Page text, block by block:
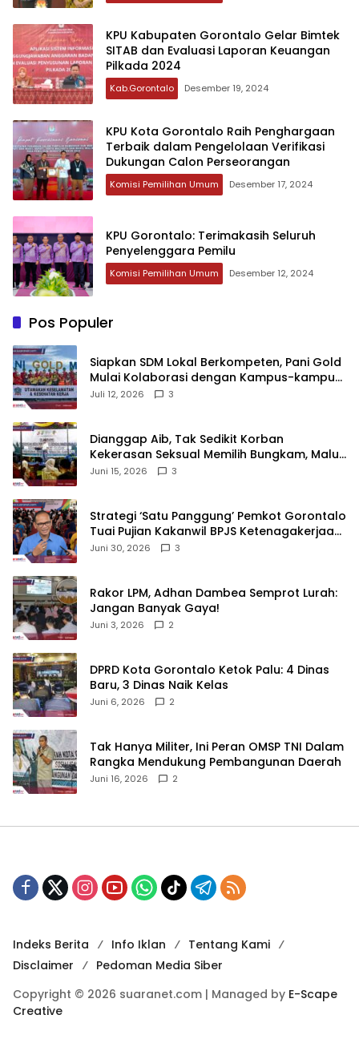
KPU Kabupaten Gorontalo Gelar Bimtek
SITAB dan Evaluasi Laporan Keuangan
Pilkada 2024
Kab.Gorontalo Desember 19, 2024
KPU Kota Gorontalo Raih Penghargaan
Terbaik dalam Pengelolaan Verifikasi
Dukungan Calon Perseorangan
Komisi Pemilihan Umum Desember 17, 2024
KPU Gorontalo: Terimakasih Seluruh
Penyelenggara Pemilu
Komisi Pemilihan Umum Desember 12, 2024
Pos Populer
‎Siapkan SDM Lokal Berkompeten, Pani Gold
Mulai Kolaborasi dengan Kampus-kampus
di Gorontalo
Juli 12, 2026 3
‎Dianggap Aib, Tak Sedikit Korban
Kekerasan Seksual Memilih Bungkam, Malu
untuk Melapor!‎
Juni 15, 2026 3
Strategi ‘Satu Panggung’ Pemkot Gorontalo
Tuai Pujian Kakanwil BPJS Ketenagakerjaan
Sulama‎‎
Juni 30, 2026 3
‎Rakor LPM, Adhan Dambea Semprot Lurah:
Jangan Banyak Gaya!‎
Juni 3, 2026 2
‎DPRD Kota Gorontalo Ketok Palu: 4 Dinas
Baru, 3 Dinas Naik Kelas
Juni 6, 2026 2
‎Tak Hanya Militer, Ini Peran OMSP TNI Dalam
Rangka Mendukung Pembangunan Daerah
Juni 16, 2026 2
Indeks Berita Info Iklan
Tentang Kami
Disclaimer
Pedoman Media Siber
Copyright © 2026 suaranet.com | Managed by E-Scape
Creative